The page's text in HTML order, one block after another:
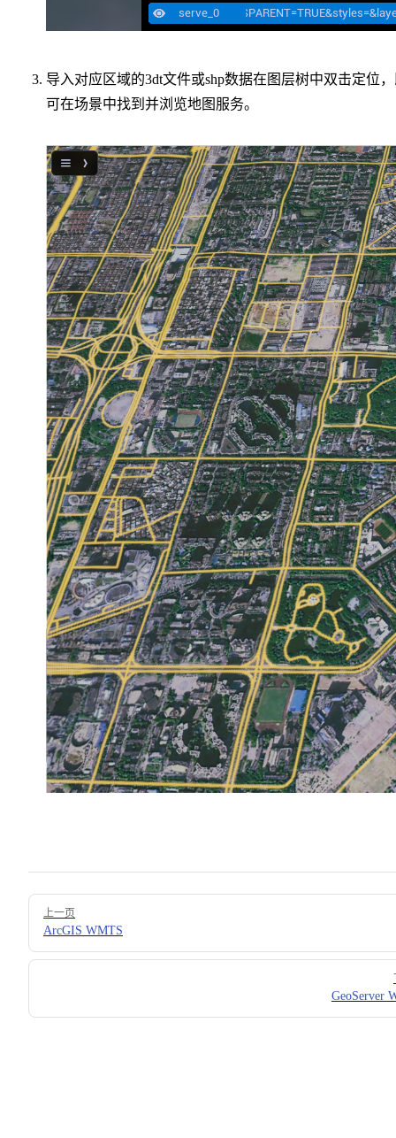
导入对应区域的3dt文件或shp数据在图层树中双击定位
可在场景中找到并浏览地图服务。
Pager
上一页
ArcGIS WMTS
GeoServer